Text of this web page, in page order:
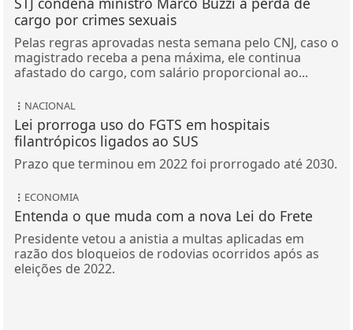
cargo por crimes sexuais
Pelas regras aprovadas nesta semana pelo CNJ, caso o
magistrado receba a pena máxima, ele continua
afastado do cargo, com salário proporcional ao...
NACIONAL
Lei prorroga uso do FGTS em hospitais
filantrópicos ligados ao SUS
Prazo que terminou em 2022 foi prorrogado até 2030.
ECONOMIA
Entenda o que muda com a nova Lei do Frete
Presidente vetou a anistia a multas aplicadas em
razão dos bloqueios de rodovias ocorridos após as
eleições de 2022.